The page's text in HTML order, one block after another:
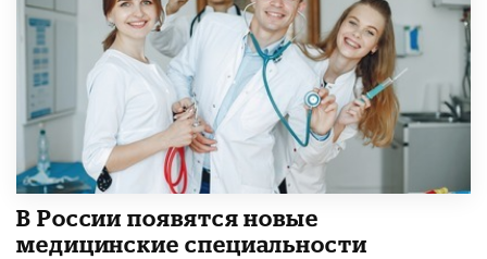
В России появятся новые
медицинские специальности